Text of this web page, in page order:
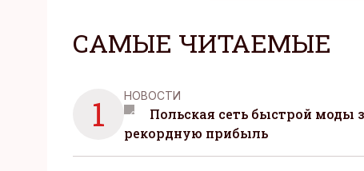
САМЫЕ ЧИТАЕМЫЕ
1 НОВОСТИ
Польская сеть быстрой моды
рекордную прибыль